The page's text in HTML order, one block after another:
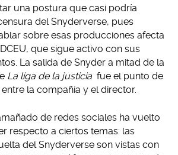
una postura que casi podría
del Snyderverse, pues
sobre esas producciones afecta
que sigue activo con sus
La salida de Snyder a mitad de la
La liga de la justicia fue el punto de
la compañía y el director.
de redes sociales ha vuelto
respecto a ciertos temas: las
del Snyderverse son vistas con